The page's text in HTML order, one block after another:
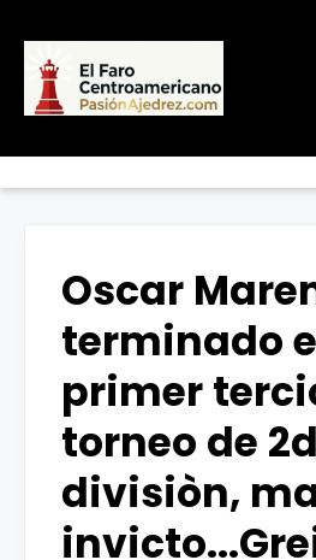
Oscar
terminado
primer
torneo de
divisiòn,